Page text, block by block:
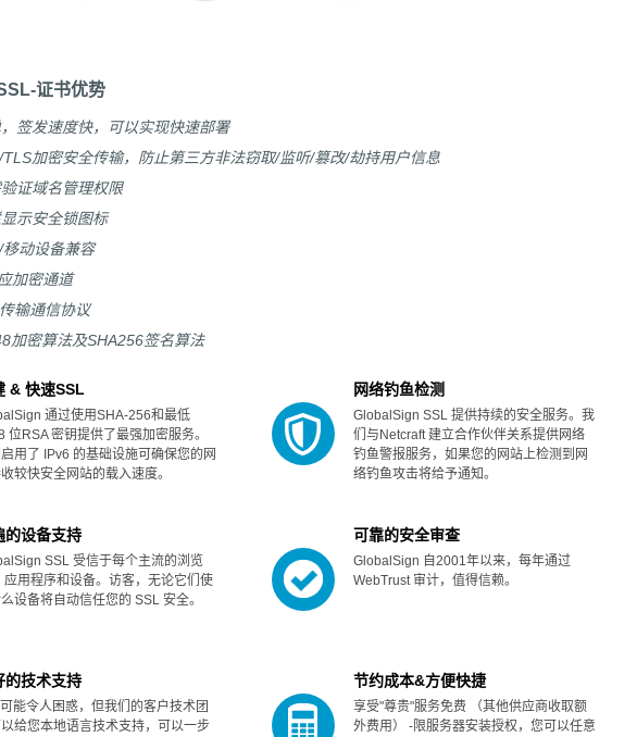
证书优势
签发速度快，可以实现快速部署
TLS加密安全传输，防止第三方非法窃取/监听/篡改/劫持用户信息
证域名管理权限
示安全锁图标
动设备兼容
加密通道
输通信协议
加密算法及SHA256签名算法
& 快速SSL
通过使用SHA-256和最低
位RSA 密钥提供了最强加密服务。
用了 IPv6 的基础设施可确保您的网
较快安全网站的载入速度。
网络钓鱼检测
GlobalSign SSL 提供持续的安全服务。我
们与Netcraft 建立合作伙伴关系提供网络
钓鱼警报服务，如果您的网站上检测到网
络钓鱼攻击将给予通知。
的设备支持
SSL 受信于每个主流的浏览
应用程序和设备。访客，无论它们使
设备将自动信任您的 SSL 安全。
可靠的安全审查
GlobalSign 自2001年以来，每年通过
WebTrust 审计，值得信赖。
的技术支持
能令人困惑，但我们的客户技术团
以给您本地语言技术支持，可以一步
节约成本&方便快捷
享受"尊贵"服务免费 （其他供应商收取额
外费用） -限服务器安装授权，您可以任意